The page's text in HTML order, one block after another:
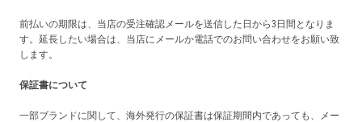
前払いの期限は、当店の受注確認メールを送信した日から3日間となりま
す。延長したい場合は、当店にメールか電話でのお問い合わせをお願い致
します。
保証書について
一部ブランドに関して、海外発行の保証書は保証期間内であっても、メー